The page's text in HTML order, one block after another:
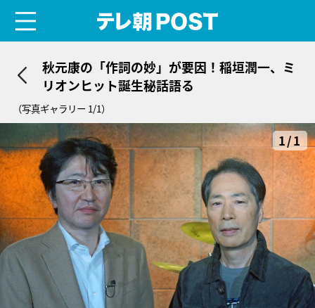
秋元康の「作詞の妙」が要因！稲垣潤一、ミ
リオンヒット誕生秘話語る
（写真ギャラリー 1/1）
1/1